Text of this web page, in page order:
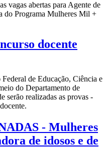
vagas abertas para Agente de
do Programa Mulheres Mil +
docente
de Educação, Ciência e
do Departamento de
serão realizadas as provas -
- Mulheres
de idosos e de